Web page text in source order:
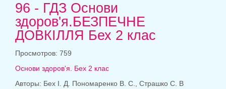
96 - ГДЗ Основи
здоров'я.БЕЗПЕЧНЕ
ДОВКІЛЛЯ Бех 2 клас
Просмотров: 759
Основи здоров'я. Бех 2 клас
Авторы: Бех І. Д. Пономаренко В. С., Страшко С. В